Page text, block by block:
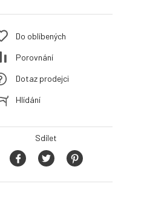
Do oblíbených
Porovnání
Dotaz prodejci
Hlídání
Sdílet